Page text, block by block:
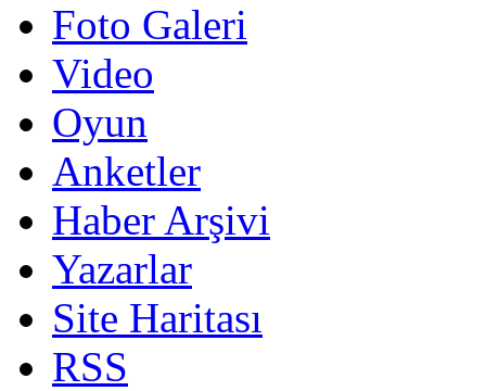
Foto Galeri
Video
Oyun
Anketler
Haber Arşivi
Yazarlar
Site Haritası
RSS